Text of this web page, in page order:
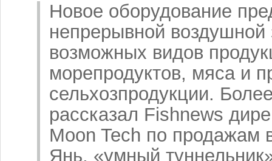
Новое оборудование
непрерывной воздушной
возможных видов
морепродуктов, мяса и
сельхозпродукции.
рассказал Fishnews
Moon Tech по продажам
Янь, «умный